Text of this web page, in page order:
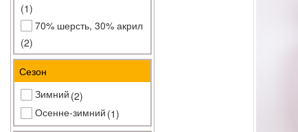
(1)
70% шерсть, 30% акрил
(2)
Сезон
Зимний (2)
Осенне-зимний (1)